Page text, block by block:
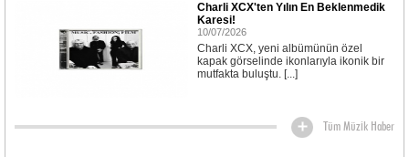
Charli XCX'ten Yılın En Beklenmedik
Karesi!
10/07/2026
Charli XCX, yeni albümünün özel
kapak görselinde ikonlarıyla ikonik bir
mutfakta buluştu. [...]
Tüm Müzik Haber